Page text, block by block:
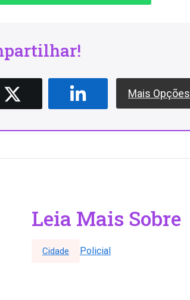
Mais Opções
Leia Mais Sobre
Cidade Policial